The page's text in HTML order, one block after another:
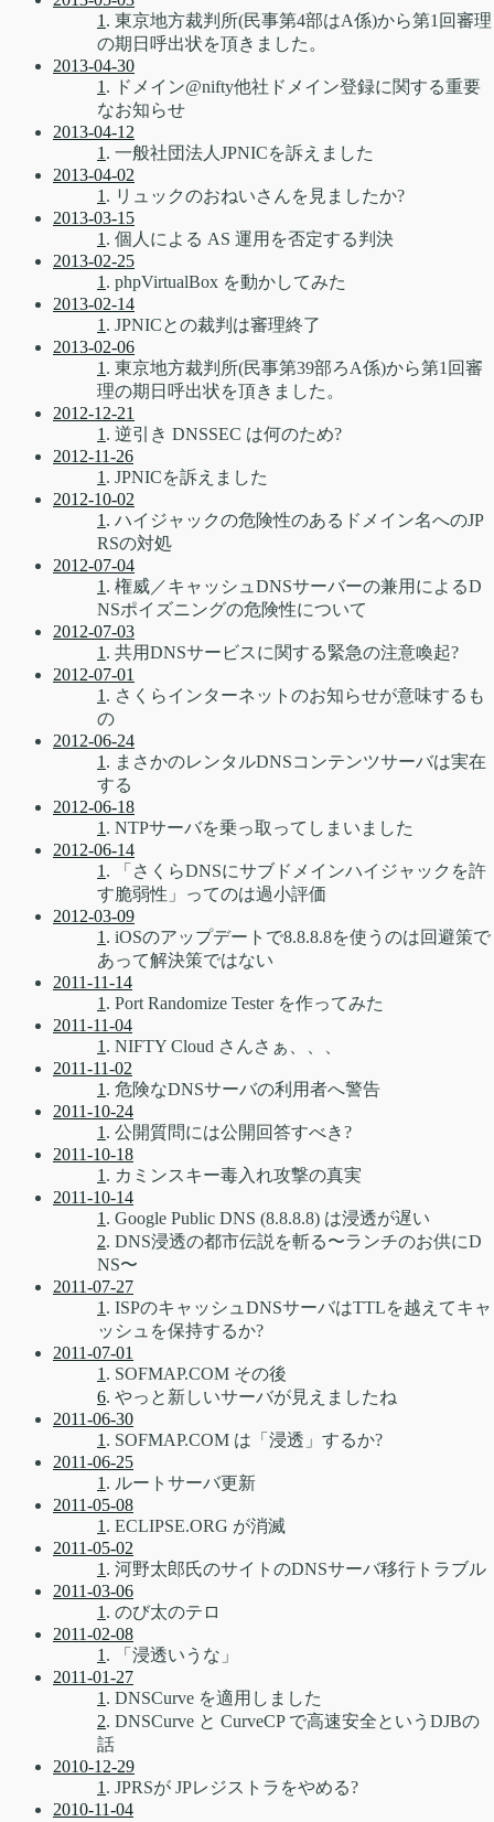
1 . 東京地方裁判所(民事第4部はA係)から第1回審理
の期日呼出状を頂きました。
2013-04-30
1 . ドメイン@nifty他社ドメイン登録に関する重要
なお知らせ
2013-04-12
1 . 一般社団法人JPNICを訴えました
2013-04-02
1 . リュックのおねいさんを見ましたか?
2013-03-15
1 . 個人による AS 運用を否定する判決
2013-02-25
1 . phpVirtualBox を動かしてみた
2013-02-14
1 . JPNICとの裁判は審理終了
2013-02-06
1 . 東京地方裁判所(民事第39部ろA係)から第1回審
理の期日呼出状を頂きました。
2012-12-21
1 . 逆引き DNSSEC は何のため?
2012-11-26
1 . JPNICを訴えました
2012-10-02
1 . ハイジャックの危険性のあるドメイン名へのJP
RSの対処
2012-07-04
1 . 権威／キャッシュDNSサーバーの兼用によるD
NSポイズニングの危険性について
2012-07-03
1 . 共用DNSサービスに関する緊急の注意喚起?
2012-07-01
1 . さくらインターネットのお知らせが意味するも
の
2012-06-24
1 . まさかのレンタルDNSコンテンツサーバは実在
する
2012-06-18
1 . NTPサーバを乗っ取ってしまいました
2012-06-14
1 . 「さくらDNSにサブドメインハイジャックを許
す脆弱性」ってのは過小評価
2012-03-09
1 . iOSのアップデートで8.8.8.8を使うのは回避策で
あって解決策ではない
2011-11-14
1 . Port Randomize Tester を作ってみた
2011-11-04
1 . NIFTY Cloud さんさぁ、、、
2011-11-02
1 . 危険なDNSサーバの利用者へ警告
2011-10-24
1 . 公開質問には公開回答すべき?
2011-10-18
1 . カミンスキー毒入れ攻撃の真実
2011-10-14
1 . Google Public DNS (8.8.8.8) は浸透が遅い
2. DNS浸透の都市伝説を斬る〜ランチのお供にD
NS〜
2011-07-27
1 . ISPのキャッシュDNSサーバはTTLを越えてキャ
ッシュを保持するか?
2011-07-01
1 . SOFMAP.COM その後
6. やっと新しいサーバが見えましたね
2011-06-30
1 . SOFMAP.COM は「浸透」するか?
2011-06-25
1 . ルートサーバ更新
2011-05-08
1 . ECLIPSE.ORG が消滅
2011-05-02
1 . 河野太郎氏のサイトのDNSサーバ移行トラブル
2011-03-06
1 . のび太のテロ
2011-02-08
1 . 「浸透いうな」
2011-01-27
1 . DNSCurve を適用しました
2. DNSCurve と CurveCP で高速安全というDJBの
話
2010-12-29
1 . JPRSが JPレジストラをやめる?
2010-11-04